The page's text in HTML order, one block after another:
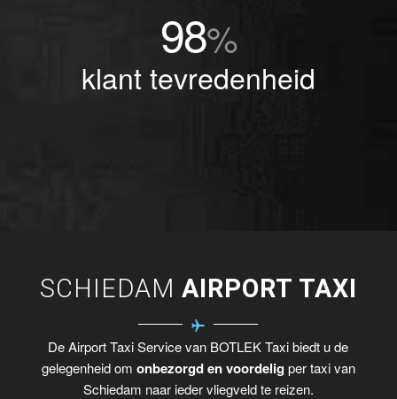
98%
klant tevredenheid
SCHIEDAM AIRPORT TAXI
De Airport Taxi Service van BOTLEK Taxi biedt u de
gelegenheid om onbezorgd en voordelig per taxi van
Schiedam naar ieder vliegveld te reizen.